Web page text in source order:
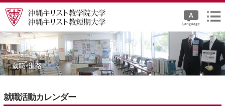
就職活動カレンダー